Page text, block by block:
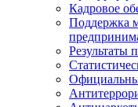
Кадровое
Поддержка
Результаты